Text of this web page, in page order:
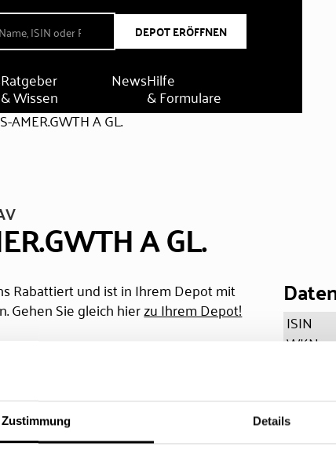
Zustimmung Details
DEPOT ERÖFFNEN
Ratgeber
& Wissen
NewsHilfe
& Formulare
AMER.GWTH A GL.
A GL.
Rabattiert und ist in Ihrem Depot mit
Gehen Sie gleich hierzu Ihrem Depot! ISIN
WKN